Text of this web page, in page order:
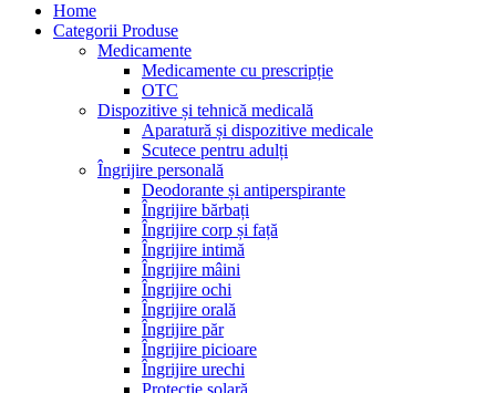
Home
Categorii Produse
Medicamente
Medicamente cu prescripție
OTC
Dispozitive și tehnică medicală
Aparatură și dispozitive medicale
Scutece pentru adulți
Îngrijire personală
Deodorante și antiperspirante
Îngrijire bărbați
Îngrijire corp și față
Îngrijire intimă
Îngrijire mâini
Îngrijire ochi
Îngrijire orală
Îngrijire păr
Îngrijire picioare
Îngrijire urechi
Protecție solară